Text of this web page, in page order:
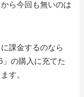
ら今回も無いのは
課金するのなら
の購入に充てた
す。